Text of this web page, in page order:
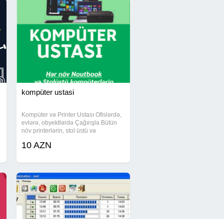
kompüter ustasi
Kompüter və Printer Ustası Ofislərdə,
evlərə, obyektlərdə Çağırışla Bütün
növ printerlərin, stol üstü və
deyişdirilməsi və proqramlaşdırılması
10 AZN